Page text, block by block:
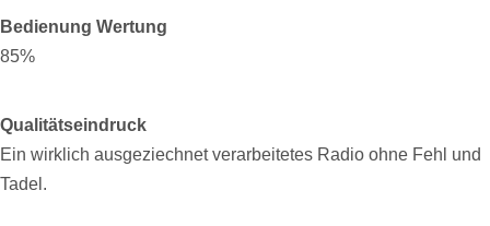
Bedienung Wertung
85%
Qualitätseindruck
Ein wirklich ausgeziechnet verarbeitetes Radio ohne Fehl und
Tadel.